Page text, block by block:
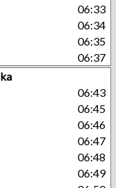
06:33
06:34
06:35
06:37
06:43
06:45
06:46
06:47
06:48
06:49